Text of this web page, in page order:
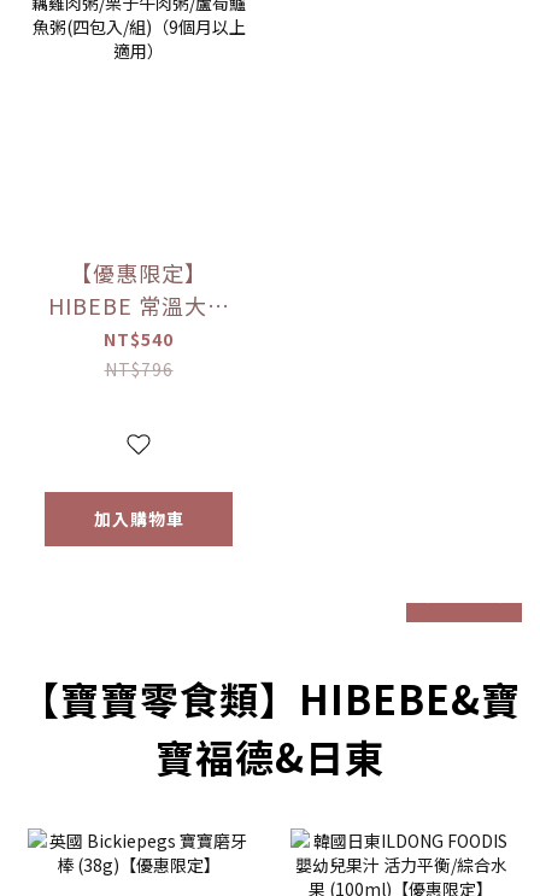
【優惠限定】
HIBEBE 常溫大寶
寶粥系列 雙花豬肉
粥/蓮藕雞肉粥/栗子
(四包入/組)（9個月
NT$540
NT$796
加入購物車
【寶寶零食類】HIBEBE&寶
寶福德&日東